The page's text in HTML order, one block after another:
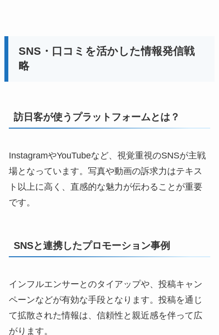
SNS・口コミを活かした情報発信戦
略
訪日客が使うプラットフォームとは？
InstagramやYouTubeなど、視覚重視のSNSが主戦
場となっています。写真や動画の訴求力はテキス
ト以上に高く、直感的な魅力が伝わることが重要
です。
SNSと連携したプロモーション事例
インフルエンサーとのタイアップや、投稿キャン
ペーンなどが有効な手段となります。投稿を通じ
て拡散された情報は、信頼性と親近感を伴って広
がります。